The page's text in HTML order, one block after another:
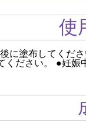
使
に塗布してくだ
ださい。 ●妊